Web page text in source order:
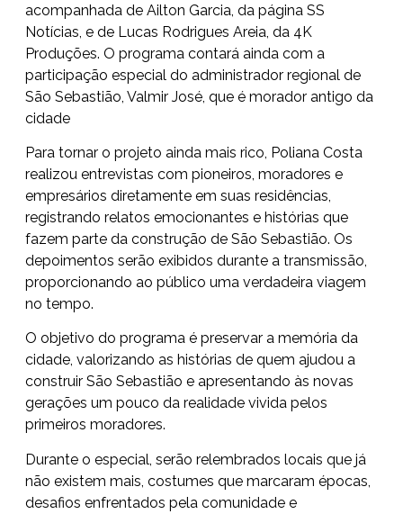
acompanhada de Ailton Garcia, da página SS
Notícias, e de Lucas Rodrigues Areia, da 4K
Produções. O programa contará ainda com a
participação especial do administrador regional de
São Sebastião, Valmir José, que é morador antigo da
cidade
Para tornar o projeto ainda mais rico, Poliana Costa
realizou entrevistas com pioneiros, moradores e
empresários diretamente em suas residências,
registrando relatos emocionantes e histórias que
fazem parte da construção de São Sebastião. Os
depoimentos serão exibidos durante a transmissão,
proporcionando ao público uma verdadeira viagem
no tempo.
O objetivo do programa é preservar a memória da
cidade, valorizando as histórias de quem ajudou a
construir São Sebastião e apresentando às novas
gerações um pouco da realidade vivida pelos
primeiros moradores.
Durante o especial, serão relembrados locais que já
não existem mais, costumes que marcaram épocas,
desafios enfrentados pela comunidade e